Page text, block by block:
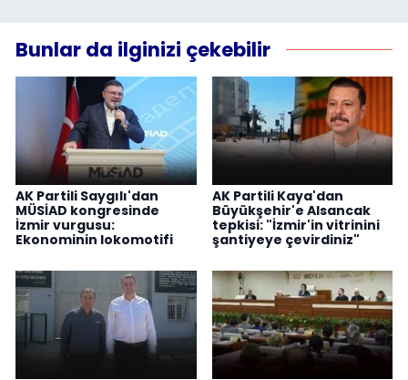
Bunlar da ilginizi çekebilir
AK Partili Saygılı'dan
MÜSİAD kongresinde
İzmir vurgusu:
Ekonominin lokomotifi
AK Partili Kaya'dan
Büyükşehir'e Alsancak
tepkisi: "İzmir'in vitrinini
şantiyeye çevirdiniz"